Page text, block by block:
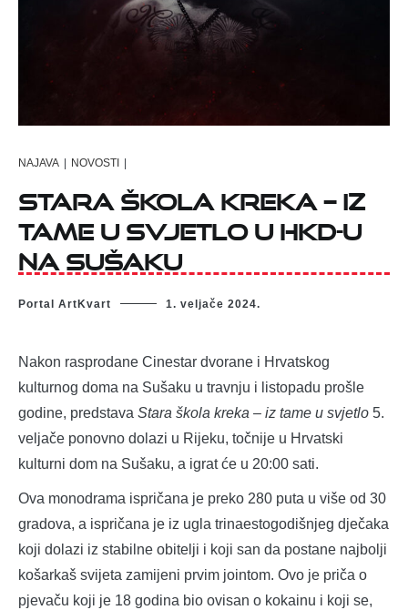
NAJAVA | NOVOSTI |
Stara škola kreka – iz
tame u svjetlo u HKD-u
na Sušaku
Portal ArtKvart 1. veljače 2024.
Nakon rasprodane Cinestar dvorane i Hrvatskog
kulturnog doma na Sušaku u travnju i listopadu prošle
godine, predstava Stara škola kreka – iz tame u svjetlo 5.
veljače ponovno dolazi u Rijeku, točnije u Hrvatski
kulturni dom na Sušaku, a igrat će u 20:00 sati.
Ova monodrama ispričana je preko 280 puta u više od 30
gradova, a ispričana je iz ugla trinaestogodišnjeg dječaka
koji dolazi iz stabilne obitelji i koji san da postane najbolji
košarkaš svijeta zamijeni prvim jointom. Ovo je priča o
pjevaču koji je 18 godina bio ovisan o kokainu i koji se,